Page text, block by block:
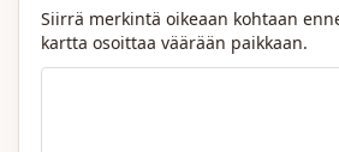
Siirrä merkintä oikeaan kohtaan
kartta osoittaa väärään paikkaan.